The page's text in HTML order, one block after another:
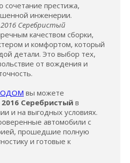
сочетание престижа,
инженерии.
Серебристый
качеством сборки,
и комфортом, который
детали. Это выбор тех,
от вождения и
вы можете
2016 Серебристый в
и на выгодных условиях.
автомобили с
прошедшие полную
и готовые к